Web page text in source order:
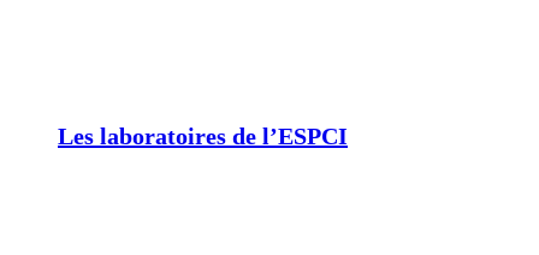
Les laboratoires de l’ESPCI